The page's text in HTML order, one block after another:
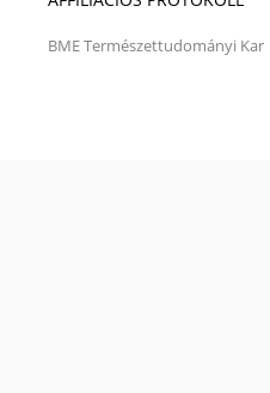
BMETermészettudományi Kar